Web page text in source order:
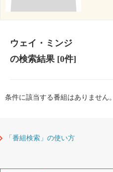
ウェイ・ミンジ
の検索結果[0件]
条件に該当する番組はありません。
「番組検索」の使い方